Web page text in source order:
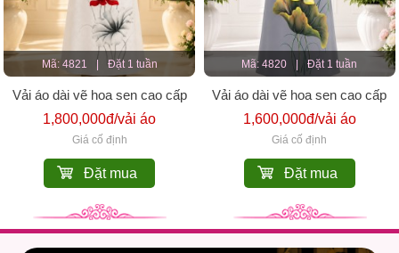
Mã: 4821 Đặt 1 tuần
Vải áo dài vẽ hoa sen cao cấp
1,800,000đ/vải áo
Giá cố định
Đặt mua
Mã: 4820 Đặt 1 tuần
Vải áo dài vẽ hoa sen cao cấp
1,600,000đ/vải áo
Giá cố định
Đặt mua